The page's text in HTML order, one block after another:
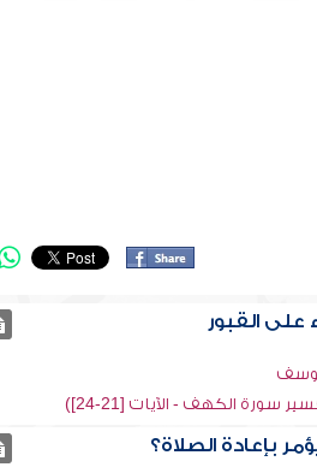
على القبور
الكهف - الآيات [21-24])
بإعادة الصلاة؟